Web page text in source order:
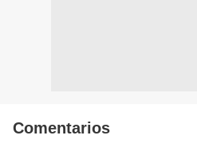
Comentarios